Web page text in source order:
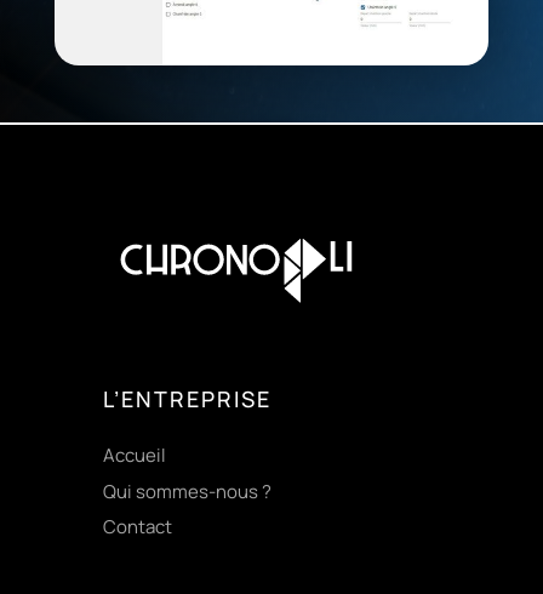
L’ENTREPRISE
Accueil
Qui sommes-nous ?
Contact